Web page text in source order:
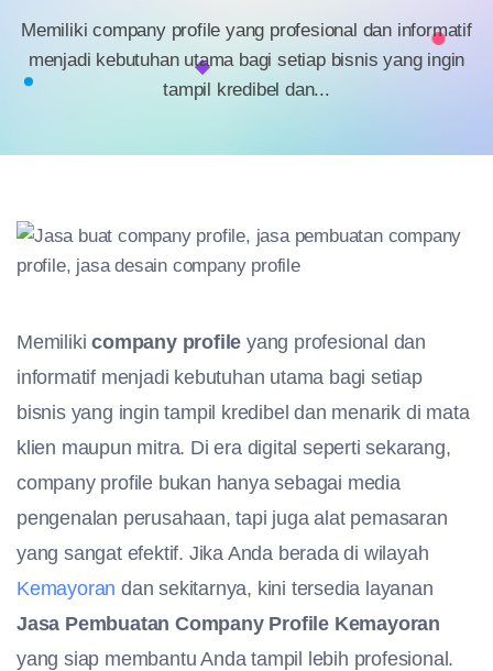
Memiliki company profile yang profesional dan informatif
menjadi kebutuhan utama bagi setiap bisnis yang ingin
tampil kredibel dan...
Memilikicompany profile yang profesional dan
informatif menjadi kebutuhan utama bagi setiap
bisnis yang ingin tampil kredibel dan menarik di mata
klien maupun mitra. Di era digital seperti sekarang,
company profile bukan hanya sebagai media
pengenalan perusahaan, tapi juga alat pemasaran
yang sangat efektif. Jika Anda berada di wilayah
Kemayoran dan sekitarnya, kini tersedia layanan
Jasa Pembuatan Company Profile Kemayoran
yang siap membantu Anda tampil lebih profesional.